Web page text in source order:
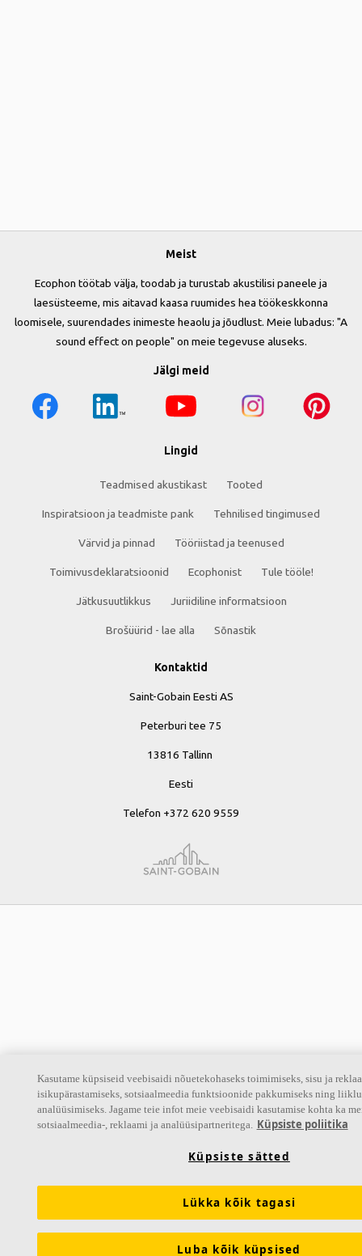
Meist
Ecophon töötab välja, toodab ja turustab akustilisi paneele ja
laesüsteeme, mis aitavad kaasa ruumides hea töökeskkonna
loomisele, suurendades inimeste heaolu ja jõudlust. Meie lubadus: "A
sound effect on people" on meie tegevuse aluseks.
Jälgi meid
Lingid
Teadmised akustikast Tooted
Inspiratsioon ja teadmiste pank Tehnilised tingimused
Värvid ja pinnad Tööriistad ja teenused
Toimivusdeklaratsioonid Ecophonist Tule tööle!
Jätkusuutlikkus Juriidiline informatsioon
Brošüürid - lae alla Sõnastik
Kontaktid
Saint-Gobain Eesti AS
Peterburi tee 75
13816 Tallinn
Eesti
Telefon +372 620 9559
Kasutame küpsiseid veebisaidi nõuetekohaseks toimimiseks, sisu ja
isikupärastamiseks, sotsiaalmeedia funktsioonide pakkumiseks ning
analüüsimiseks. Jagame teie infot meie veebisaidi kasutamise kohta ka
sotsiaalmeedia-, reklaami ja analüüsipartneritega. Küpsiste poliitika
Küpsiste sätted
Lükka kõik tagasi
Luba kõik küpsised